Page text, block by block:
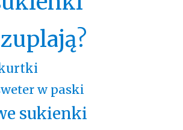
w paski
sukienki